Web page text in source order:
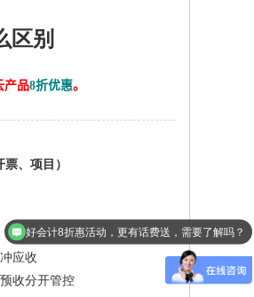
区别
产品8折优惠。
、项目）
应收
收分开管控
好生意特价8折优惠。